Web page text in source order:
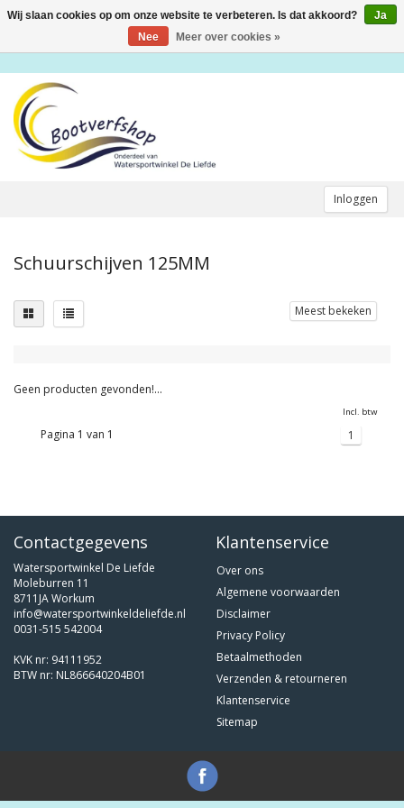
Inloggen
Toggle
Schuurschijven 125MM
Meest bekeken
Geen producten gevonden!...
Incl. btw
Pagina 1 van 1 1
Contactgegevens
Watersportwinkel De Liefde
Moleburren 11
8711JA Workum
info@watersportwinkeldeliefde.nl
0031-515 542004
KVK nr: 94111952
BTW nr: NL866640204B01
Klantenservice
Over ons
Algemene voorwaarden
Disclaimer
Privacy Policy
Betaalmethoden
Verzenden & retourneren
Klantenservice
Sitemap
Wij slaan cookies op om onze website te verbeteren. Is dat akkoord?
Ja
Nee
Meer over cookies »